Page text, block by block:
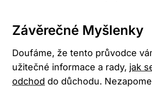
Závěrečné Myšlenky
Doufáme, že tento průvodce
užitečné informace a rady, jak
odchod do důchodu.